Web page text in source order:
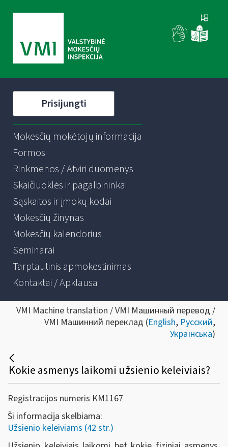
Prisijungti
Mokesčių mokėtojų informacija
Formos
Rinkmenos / Atviri duomenys
Skaičiuoklės ir pagalbininkai
Sąskaitos ir įmokų kodai
Mokesčių žinynas
Mokesčių kalendorius
Seminarai
Tarptautinis apmokestinimas
Kontaktai / Apklausa
VMI Machine translation / VMI Машинный перевод /
VMI Машинний переклад (English, Русский,
Українська)
Kokie asmenys laikomi užsienio keleiviais?
Registracijos numeris KM1167
Ši informacija skelbiama:
Užsienio keleiviams (42 str.)